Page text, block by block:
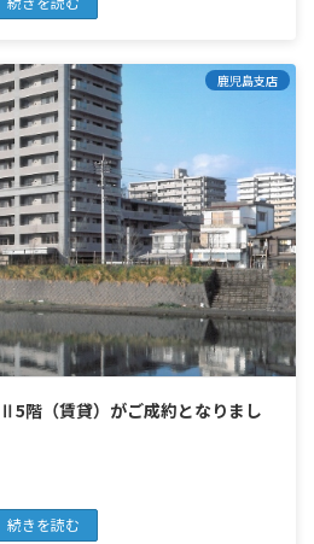
鹿児島支店
階（賃貸）がご成約となりまし
続きを読む